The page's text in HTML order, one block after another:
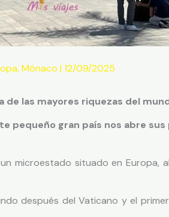
,Mónaco | 12/09/2025
de las mayores riquezas del
pequeño gran país nos abre
microestado situado en Europa,
después del Vaticano y el